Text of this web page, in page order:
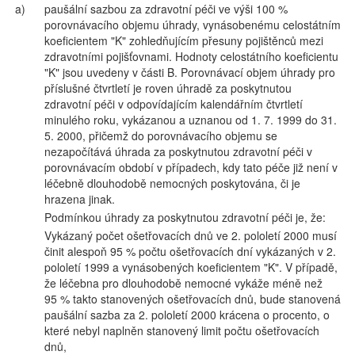
a)
paušální sazbou za zdravotní péči ve výši 100 %
porovnávacího objemu úhrady, vynásobenému celostátním
koeficientem "K" zohledňujícím přesuny pojištěnců mezi
zdravotními pojišťovnami. Hodnoty celostátního koeficientu
"K" jsou uvedeny v části B. Porovnávací objem úhrady pro
příslušné čtvrtletí je roven úhradě za poskytnutou
zdravotní péči v odpovídajícím kalendářním čtvrtletí
minulého roku, vykázanou a uznanou od 1. 7. 1999 do 31.
5. 2000, přičemž do porovnávacího objemu se
nezapočítává úhrada za poskytnutou zdravotní péči v
porovnávacím období v případech, kdy tato péče již není v
léčebně dlouhodobě nemocných poskytována, či je
hrazena jinak.
Podmínkou úhrady za poskytnutou zdravotní péči je, že:
Vykázaný počet ošetřovacích dnů ve 2. pololetí 2000 musí
činit alespoň 95 % počtu ošetřovacích dní vykázaných v 2.
pololetí 1999 a vynásobených koeficientem "K". V případě,
že léčebna pro dlouhodobě nemocné vykáže méně než
95 % takto stanovených ošetřovacích dnů, bude stanovená
paušální sazba za 2. pololetí 2000 krácena o procento, o
které nebyl naplněn stanovený limit počtu ošetřovacích
dnů,